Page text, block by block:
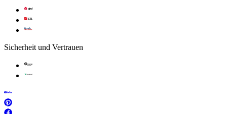
Sicherheit und Vertrauen